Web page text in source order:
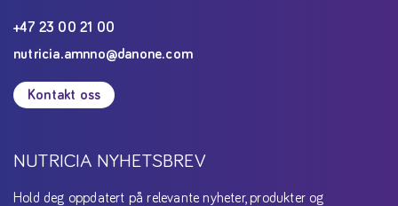
+47 23 00 21 00
nutricia.amnno@danone.com
Kontakt oss
NUTRICIA NYHETSBREV
Hold deg oppdatert på relevante nyheter, produkter og